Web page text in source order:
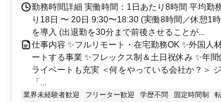
勤務時間詳細 実働時間：1日あたり8時間 平均勤
り18日 〜 20日 9:30〜18:30 (実働8時間／休憩1
を導入 (出退勤を30分まで前後させることが...
仕事内容 ✨フルリモート・在宅勤務OK ✨外国人
ートする事業 ✨フレックス制＆土日祝休み ✨年
ライベートも充実 ＜何をやっている会社か？＞ ジ
「...
業界未経験者歓迎 フリーター歓迎 学歴不問 固定時間制